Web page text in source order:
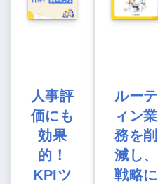
人事評
価にも
効果
的！
KPIツ
ルーテ
ィン業
務を削
減し、
戦略に